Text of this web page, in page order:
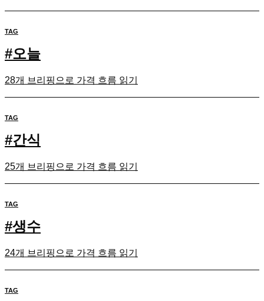
TAG
#오늘
28개 브리핑으로 가격 흐름 읽기
TAG
#간식
25개 브리핑으로 가격 흐름 읽기
TAG
#생수
24개 브리핑으로 가격 흐름 읽기
TAG